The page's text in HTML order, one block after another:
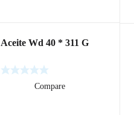
Aceite Wd 40 * 311 G
Compare